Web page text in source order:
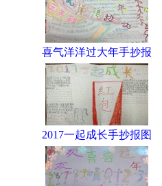
喜气洋洋过大年手抄报
2017一起成长手抄报图